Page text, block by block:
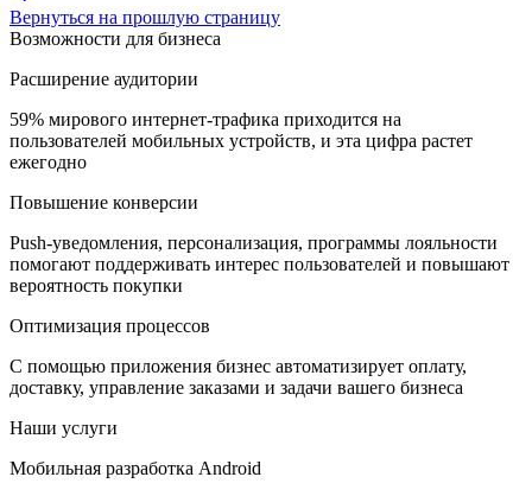
Вернуться на прошлую страницу
Возможности для бизнеса
Расширение аудитории
59% мирового интернет-трафика приходится на
пользователей мобильных устройств, и эта цифра растет
ежегодно
Повышение конверсии
Push-уведомления, персонализация, программы лояльности
помогают поддерживать интерес пользователей и повышают
вероятность покупки
Оптимизация процессов
С помощью приложения бизнес автоматизирует оплату,
доставку, управление заказами и задачи вашего бизнеса
Наши услуги
Мобильная разработка Android